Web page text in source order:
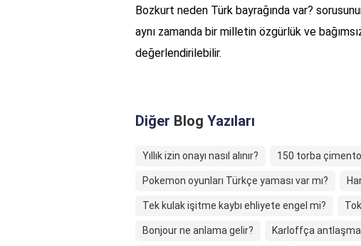
Bozkurt neden Türk bayrağında var?
aynı zamanda bir milletin özgürlük ve
değerlendirilebilir.
Diğer Blog Yazıları
Yıllık izin onayı nasıl alınır? 150 torba
Pokemon oyunları Türkçe yaması var mı?
Tek kulak işitme kaybı ehliyete engel mi?
Bonjour ne anlama gelir? Karloffça